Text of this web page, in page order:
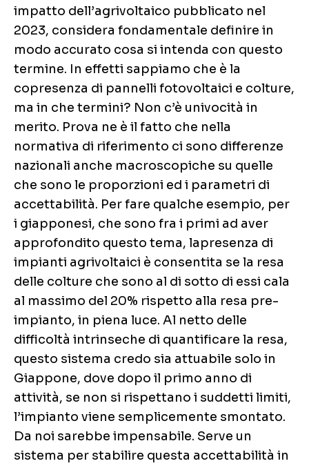
impatto dell’agrivoltaico pubblicato nel
2023, considera fondamentale definire in
modo accurato cosa si intenda con questo
termine. In effetti sappiamo che è la
copresenza di pannelli fotovoltaici e colture,
ma in che termini? Non c’è univocità in
merito. Prova ne è il fatto che nella
normativa di riferimento ci sono differenze
nazionali anche macroscopiche su quelle
che sono le proporzioni ed i parametri di
accettabilità. Per fare qualche esempio, per
i giapponesi, che sono fra i primi ad aver
approfondito questo tema, lapresenza di
impianti agrivoltaici è consentita se la resa
delle colture che sono al di sotto di essi cala
al massimo del 20% rispetto alla resa pre-
impianto, in piena luce. Al netto delle
difficoltà intrinseche di quantificare la resa,
questo sistema credo sia attuabile solo in
Giappone, dove dopo il primo anno di
attività, se non si rispettano i suddetti limiti,
l’impianto viene semplicemente smontato.
Da noi sarebbe impensabile. Serve un
sistema per stabilire questa accettabilità in